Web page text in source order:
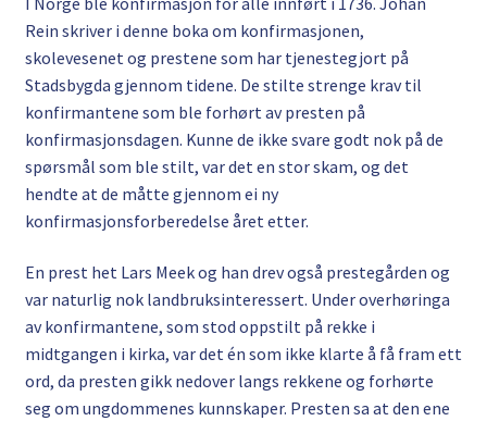
Rein skriver i denne boka om konfirmasjonen,
skolevesenet og prestene som har tjenestegjort på
Stadsbygda gjennom tidene. De stilte strenge krav til
konfirmantene som ble forhørt av presten på
konfirmasjonsdagen. Kunne de ikke svare godt nok på de
spørsmål som ble stilt, var det en stor skam, og det
hendte at de måtte gjennom ei ny
konfirmasjonsforberedelse året etter.
En prest het Lars Meek og han drev også prestegården og
var naturlig nok landbruksinteressert. Under overhøringa
av konfirmantene, som stod oppstilt på rekke i
midtgangen i kirka, var det én som ikke klarte å få fram ett
ord, da presten gikk nedover langs rekkene og forhørte
seg om ungdommenes kunnskaper. Presten sa at den ene